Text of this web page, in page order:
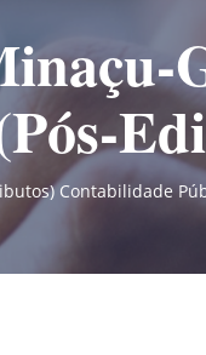
Contabilidade